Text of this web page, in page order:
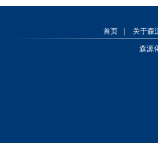
首页 关于森
森源